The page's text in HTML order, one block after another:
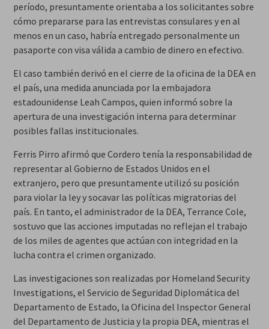
período, presuntamente orientaba a los solicitantes sobre
cómo prepararse para las entrevistas consulares y en al
menos en un caso, habría entregado personalmente un
pasaporte con visa válida a cambio de dinero en efectivo.
El caso también derivó en el cierre de la oficina de la DEA en
el país, una medida anunciada por la embajadora
estadounidense Leah Campos, quien informó sobre la
apertura de una investigación interna para determinar
posibles fallas institucionales.
Ferris Pirro afirmó que Cordero tenía la responsabilidad de
representar al Gobierno de Estados Unidos en el
extranjero, pero que presuntamente utilizó su posición
para violar la ley y socavar las políticas migratorias del
país. En tanto, el administrador de la DEA, Terrance Cole,
sostuvo que las acciones imputadas no reflejan el trabajo
de los miles de agentes que actúan con integridad en la
lucha contra el crimen organizado.
Las investigaciones son realizadas por Homeland Security
Investigations, el Servicio de Seguridad Diplomática del
Departamento de Estado, la Oficina del Inspector General
del Departamento de Justicia y la propia DEA, mientras el